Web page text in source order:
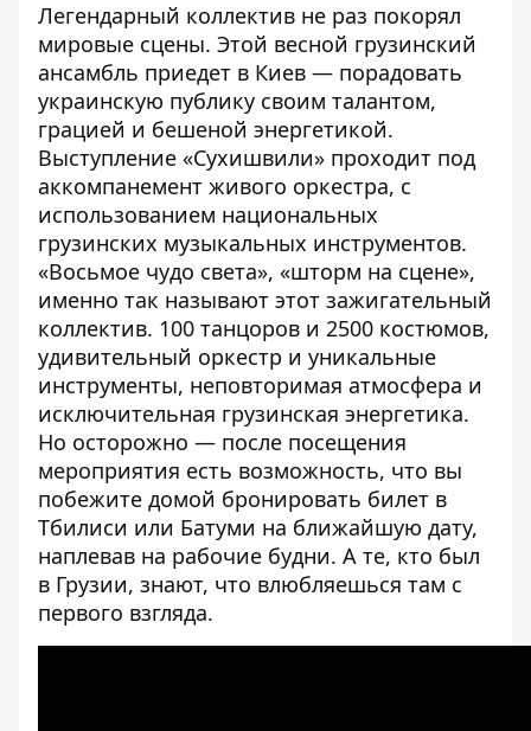
Легендарный коллектив не раз покорял
мировые сцены. Этой весной грузинский
ансамбль приедет в Киев — порадовать
украинскую публику своим талантом,
грацией и бешеной энергетикой.
Выступление «Сухишвили» проходит под
аккомпанемент живого оркестра, с
использованием национальных
грузинских музыкальных инструментов.
«Восьмое чудо света», «шторм на сцене»,
именно так называют этот зажигательный
коллектив. 100 танцоров и 2500 костюмов,
удивительный оркестр и уникальные
инструменты, неповторимая атмосфера и
исключительная грузинская энергетика.
Но осторожно — после посещения
мероприятия есть возможность, что вы
побежите домой бронировать билет в
Тбилиси или Батуми на ближайшую дату,
наплевав на рабочие будни. А те, кто был
в Грузии, знают, что влюбляешься там с
первого взгляда.